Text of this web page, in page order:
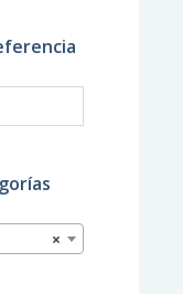
×